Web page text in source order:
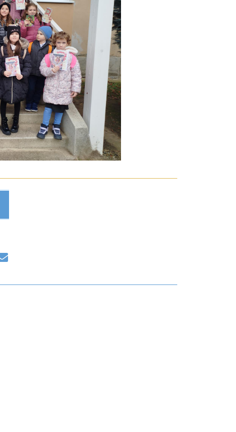
Jelzés tanulóink
sportsikereiről
2024. szeptember 18. 20:57